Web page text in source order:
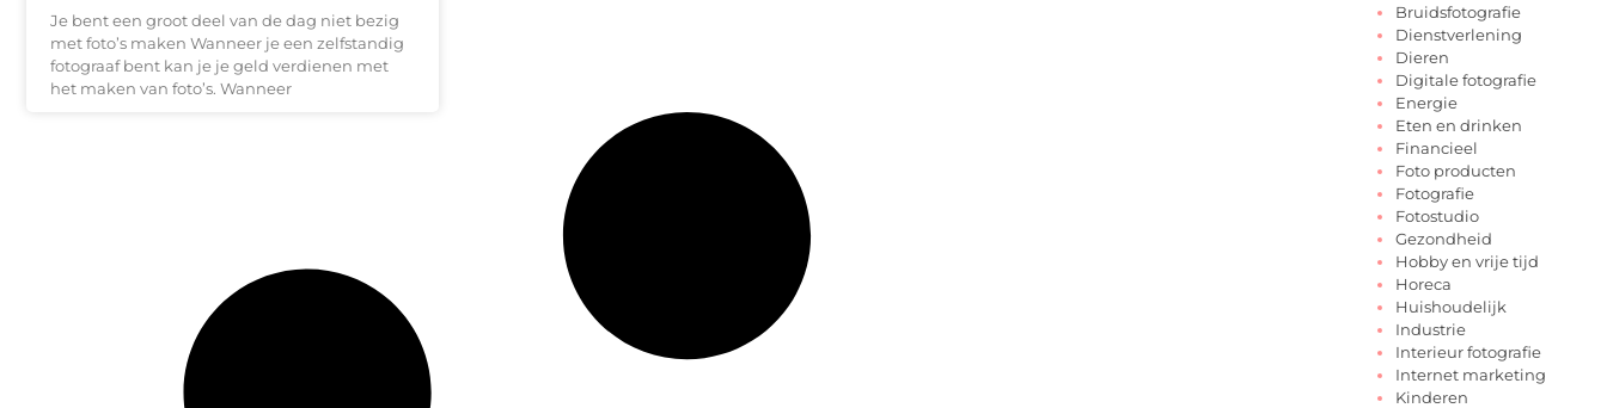
Je bent een groot deel van de dag niet bezig
met foto’s maken Wanneer je een zelfstandig
fotograaf bent kan je je geld verdienen met
het maken van foto’s. Wanneer
Bruidsfotografie
Dienstverlening
Dieren
Digitale fotografie
Energie
Eten en drinken
Financieel
Foto producten
Fotografie
Fotostudio
Gezondheid
Hobby en vrije tijd
Horeca
Huishoudelijk
Industrie
Interieur fotografie
Internet marketing
Kinderen